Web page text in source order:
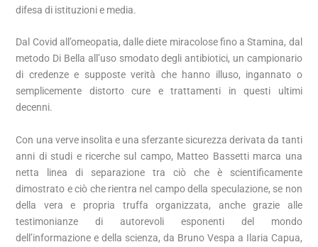
difesa di istituzioni e media.
Dal Covid all’omeopatia, dalle diete miracolose fino a Stamina, dal
metodo Di Bella all’uso smodato degli antibiotici, un campionario
di credenze e supposte verità che hanno illuso, ingannato o
semplicemente distorto cure e trattamenti in questi ultimi
decenni.
Con una verve insolita e una sferzante sicurezza derivata da tanti
anni di studi e ricerche sul campo, Matteo Bassetti marca una
netta linea di separazione tra ciò che è scientificamente
dimostrato e ciò che rientra nel campo della speculazione, se non
della vera e propria truffa organizzata, anche grazie alle
testimonianze di autorevoli esponenti del mondo
dell’informazione e della scienza, da Bruno Vespa a Ilaria Capua,